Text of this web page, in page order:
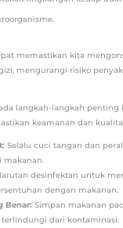
memastikan kita
mengurangi risiko
langkah-langkah penting
keamanan dan
Selalu cuci tangan dan
makanan.
desinfektan untuk
dengan makanan.
Benar: Simpan makanan
dari kontaminasi.